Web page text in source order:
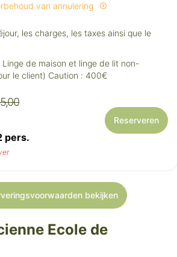
van annulering
les charges, les taxes ainsi que le
Linge de maison et linge de lit non-
le client) Caution : 400€
pers.
Reserveren
bekijken
Ecole de